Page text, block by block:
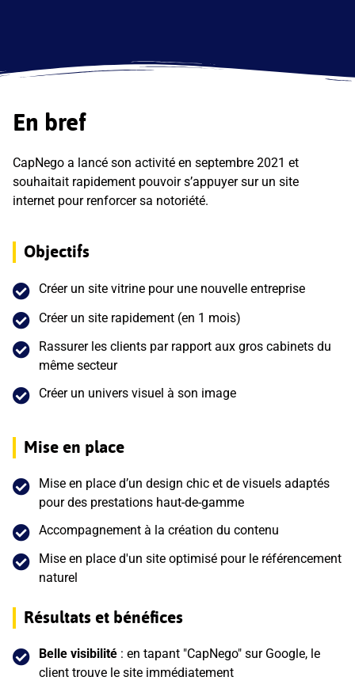
En bref
CapNego a lancé son activité en septembre 2021 et
souhaitait rapidement pouvoir s’appuyer sur un site
internet pour renforcer sa notoriété.
Objectifs
Créer un site vitrine pour une nouvelle entreprise
Créer un site rapidement (en 1 mois)
Rassurer les clients par rapport aux gros cabinets du
même secteur
Créer un univers visuel à son image
Mise en place
Mise en place d’un design chic et de visuels adaptés
pour des prestations haut-de-gamme
Accompagnement à la création du contenu
Mise en place d'un site optimisé pour le référencement
naturel
Résultats et bénéfices
Belle visibilité: en tapant "CapNego" sur Google, le
client trouve le site immédiatement